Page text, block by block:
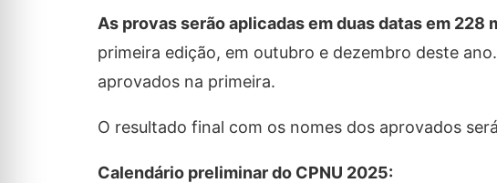
As provas serão aplicadas em duas datas em
primeira edição, em outubro e dezembro deste
aprovados na primeira.
O resultado final com os nomes dos aprovados
Calendário preliminar do CPNU 2025: